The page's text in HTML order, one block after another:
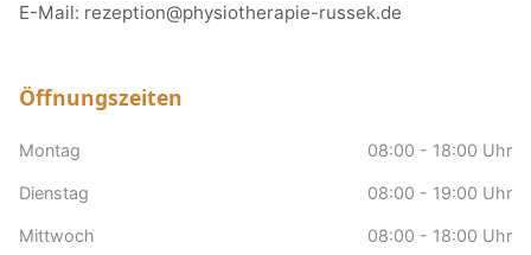
E-Mail: rezeption@physiotherapie-russek.de
Öffnungszeiten
Montag 08:00 - 18:00 Uhr
Dienstag 08:00 - 19:00 Uhr
Mittwoch 08:00 - 18:00 Uhr